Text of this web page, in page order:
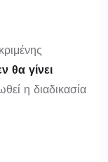
θα γίνει
η διαδικασία